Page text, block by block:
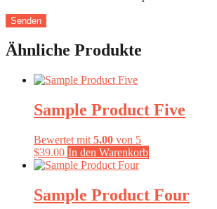
Ähnliche Produkte
Sample Product Five
Bewertet mit 5.00 von 5
$39.00 In den Warenkorb
Sample Product Four